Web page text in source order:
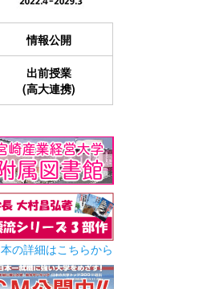
情報公開
出前授業
(高大連携)
本の詳細はこちらから